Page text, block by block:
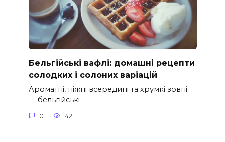
Бельгійські вафлі: домашні рецепти
солодких і солоних варіацій
Ароматні, ніжні всередині та хрумкі зовні
— бельгійські
0 42